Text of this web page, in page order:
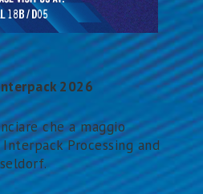
2026
che a maggio
Processing and